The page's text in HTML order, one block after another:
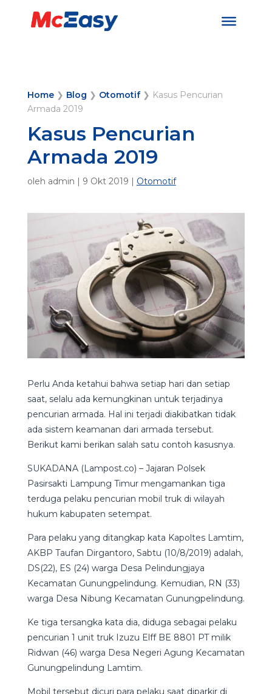
Home❯ Blog ❯ Otomotif❯ Kasus Pencurian
Armada 2019
Kasus Pencurian
Armada 2019
oleh admin | 9 Okt 2019 | Otomotif
Perlu Anda ketahui bahwa setiap hari dan setiap
saat, selalu ada kemungkinan untuk terjadinya
pencurian armada. Hal ini terjadi diakibatkan tidak
ada sistem keamanan dari armada tersebut.
Berikut kami berikan salah satu contoh kasusnya.
SUKADANA (Lampost.co) – Jajaran Polsek
Pasirsakti Lampung Timur mengamankan tiga
terduga pelaku pencurian mobil truk di wilayah
hukum kabupaten setempat.
Para pelaku yang ditangkap kata Kapoltes Lamtim,
AKBP Taufan Dirgantoro, Sabtu (10/8/2019) adalah,
DS(22), ES (24) warga Desa Pelindungjaya
Kecamatan Gunungpelindung. Kemudian, RN (33)
warga Desa Nibung Kecamatan Gunungpelindung.
Ke tiga tersangka kata dia, diduga sebagai pelaku
pencurian 1 unit truk Izuzu Elff BE 8801 PT milik
Ridwan (46) warga Desa Negeri Agung Kecamatan
Gunungpelindung Lamtim.
Mobil tersebut dicuri para pelaku saat diparkir di